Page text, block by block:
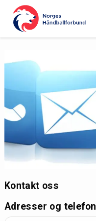
Kontakt oss
Adresser og telefon